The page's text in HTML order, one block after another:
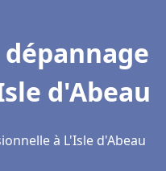
d'Abeau
à L'Isle d'Abeau